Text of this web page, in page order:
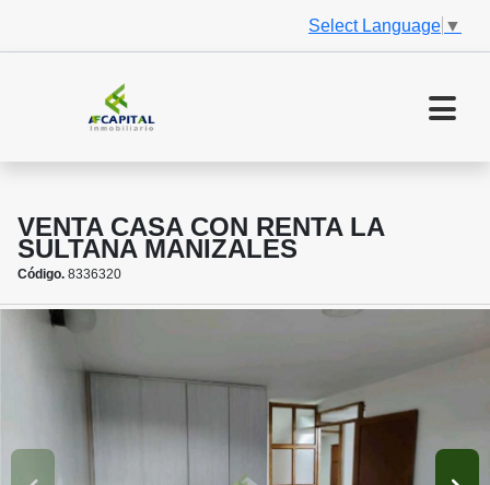
Select Language ▼
VENTA CASA CON RENTA LA
SULTANA MANIZALES
Código. 8336320